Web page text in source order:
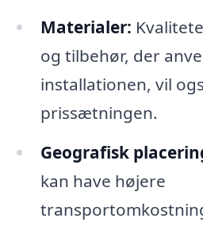
Materialer:
og tilbehør, der
installationen, vil
prissætningen.
Geografisk
kan have højere